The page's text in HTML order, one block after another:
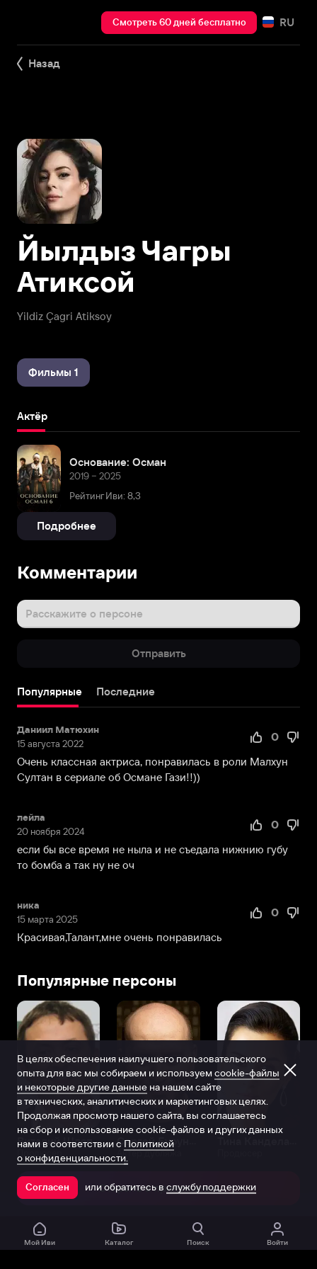
Смотреть 60 дней бесплатно RU
Назад
Yildiz Çagri Atiksoy
Йылдыз Чагры
Атиксой
Фильмы 1
Актёр
Основание: Осман
2019 – 2025
Рейтинг Иви: 8,3
Подробнее
Комментарии
Расскажите о персоне
Отправить
Популярные Последние
Даниил Матюхин
15 августа 2022
0
Очень классная актриса, понравилась в роли Малхун
Султан в сериале об Османе Гази!!))
лейла
20 ноября 2024
0
если бы все время не ныла и не съедала нижнию губу
то бомба а так ну не оч
ника
15 марта 2025
0
Красивая,Талант,мне очень понравилась
Популярные персоны
Виталий Шляппо
Продюсер Актёр дубляжа
Открыть в приложении
Мой Иви Каталог Поиск Войти
В целях обеспечения наилучшего пользовательского
опыта для вас мы собираем и используем cookie-файлы
и некоторые другие данные на нашем сайте
в технических, аналитических и маркетинговых целях.
Продолжая просмотр нашего сайта, вы соглашаетесь
на сбор и использование cookie-файлов и других данных
нами в соответствии с Политикой
о конфиденциальности.
Согласен или обратитесь в службу поддержки